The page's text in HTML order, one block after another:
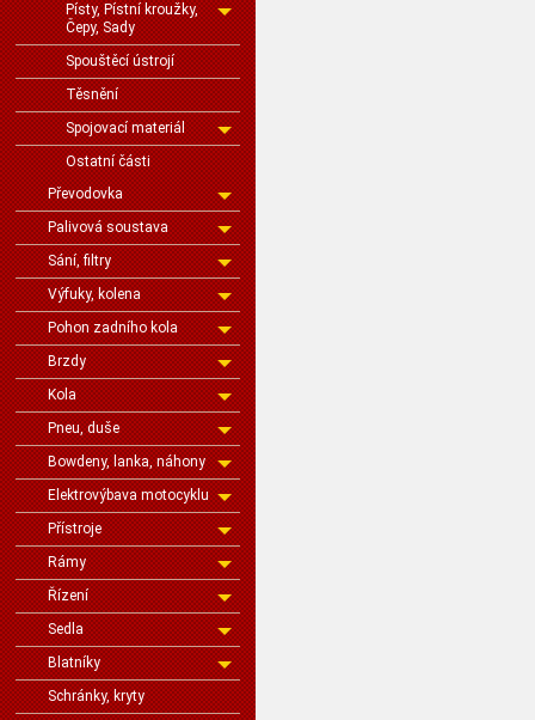
Písty, Pístní kroužky,
Čepy, Sady
Spouštěcí ústrojí
Těsnění
Spojovací materiál
Ostatní části
Převodovka
Palivová soustava
Sání, filtry
Výfuky, kolena
Pohon zadního kola
Brzdy
Kola
Pneu, duše
Bowdeny, lanka, náhony
Elektrovýbava motocyklu
Přístroje
Rámy
Řízení
Sedla
Blatníky
Schránky, kryty